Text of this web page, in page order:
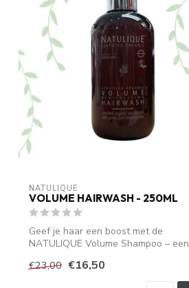
NATULIQUE
VOLUME HAIRWASH - 250ML
Geef je haar een boost met de
NATULIQUE Volume Shampoo – een
€23,00 €16,50